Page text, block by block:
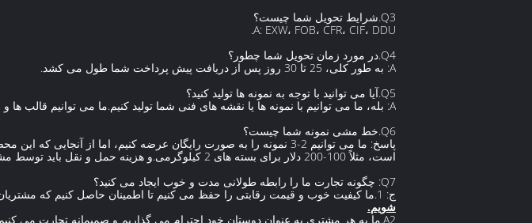
Q3.شرایط تحویل شما چیست؟
A: EXW، FOB، CFR، CIF، DDU.
Q4.در مورد زمان تحویل شما چطور؟
A: به طور کلی، 25 تا 30 روز پس از دریافت پیش پرداخت شما طول می کشد.
Q5.آیا می توانید با توجه به نمونه ها تولید کنید؟
A: بله، ما می توانیم با نمونه ها یا نقشه های فنی شما تولید کنیم.ما می توانیم قالب ها و وسایل را بسازیم.
Q6.خط مشی نمونه شما چیست؟
پاسخ: ما می توانیم 2-3 نمونه را به صورت رایگان عرضه کنیم، اما از
است، مثلاً 100-200 دلار برای بسته های 2 کیلوگرمی.و هزینه حمل و نقل باید توسط مشتریان پیش پرداخت شود.
Q7: چگونه تجارت ما را رابطه طولانی مدت و خوب ایجاد می کنید؟
ج: 1.ما کیفیت خوب و قیمت رقابتی را حفظ می کنیم تا اطمینان حاصل کنیم که مشتریان ما از سود خود بهره مند می شوند.
شویم.
A2.ما به هر مشتری به عنوان دوستان خود احترام می گذاریم و صمیمانه تجارت می کنیم و با آنها دوست می شویم.